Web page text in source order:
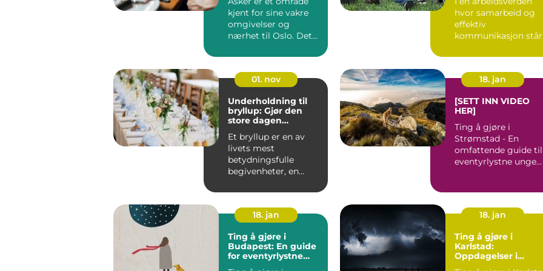
kjent for sine vakre
omgivelser og
nærhet til Oslo. Det
hvor samarbeid og
effektiv
kommunikasjon
bedrifter ...
01. nov
Underholdning til
bryllup: Gjør den
store dagen
Et bryllup er en av
livets mest
betydningsfulle
begivenheter, en
og et l...
18. jan
[SETT INN VIDEO
HER]
Ting å gjøre i
Strømstad - En
omfattende guide til
eventyrlystne unge
18. jan
Ting å gjøre i
Budapest: En guide
for eventyrlystne
18. jan
Ting å gjøre i
Karlstad:
Oppdagelser i